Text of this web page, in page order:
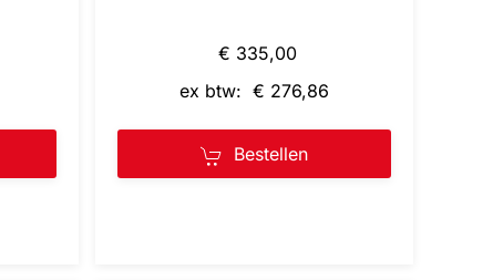
€ 335,00
ex btw: € 276,86
Bestellen